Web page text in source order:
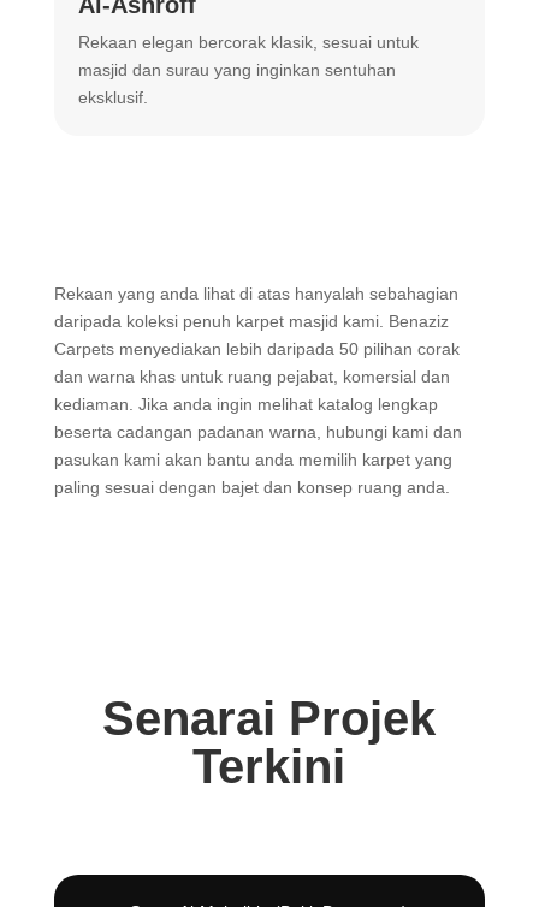
Rekaan elegan bercorak klasik, sesuai untuk
masjid dan surau yang inginkan sentuhan
eksklusif.
Rekaan yang anda lihat di atas hanyalah sebahagian
daripada koleksi penuh karpet masjid kami. Benaziz
Carpets menyediakan lebih daripada 50 pilihan corak
dan warna khas untuk ruang pejabat, komersial dan
kediaman. Jika anda ingin melihat katalog lengkap
beserta cadangan padanan warna, hubungi kami dan
pasukan kami akan bantu anda memilih karpet yang
paling sesuai dengan bajet dan konsep ruang anda.
Senarai Projek
Terkini